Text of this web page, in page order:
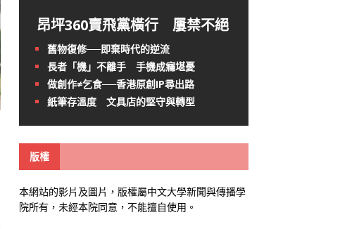
昂坪360賣飛黨橫行 屢禁不絕
舊物復修──即棄時代的逆流
長者「機」不離手 手機成癮堪憂
做創作≠乞食──香港原創IP尋出路
紙筆存溫度 文具店的堅守與轉型
版權
本網站的影片及圖片，版權屬中文大學新聞與傳播學
院所有，未經本院同意，不能擅自使用。